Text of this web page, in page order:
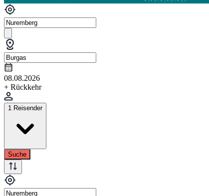
08.08.2026
+ Rückkehr
1 Reisender
Suche